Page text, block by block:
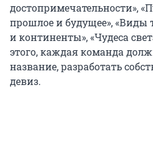
достопримечательности»,
прошлое и будущее», «Виды
и континенты», «Чудеса
этого, каждая команда
название, разработать
девиз.